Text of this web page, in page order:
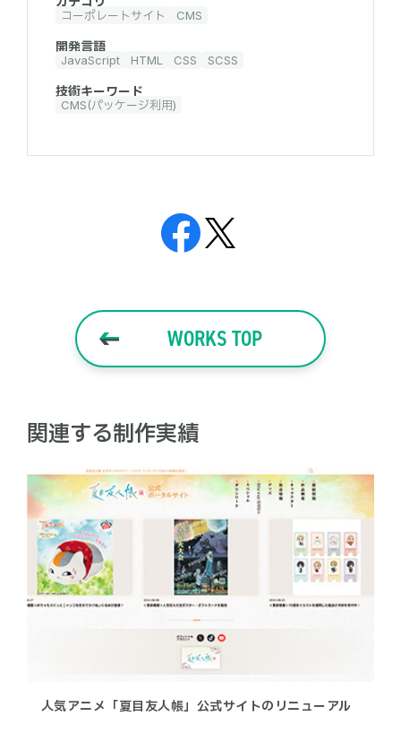
コーポレートサイト CMS
開発言語
JavaScript HTML CSS SCSS
技術キーワード
CMS(パッケージ利用)
WORKS TOP
関連する制作実績
人気アニメ「夏目友人帳」公式サイトのリニューアル